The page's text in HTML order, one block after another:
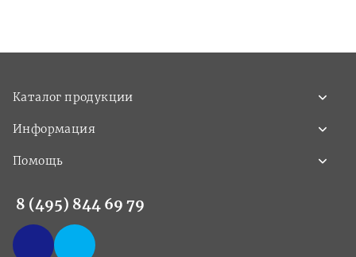
Каталог продукции
Информация
Помощь
8 (495) 844 69 79